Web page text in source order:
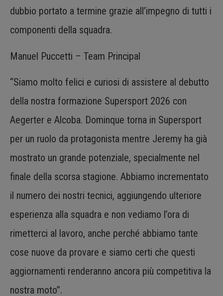
dubbio portato a termine grazie all’impegno di tutti i
componenti della squadra.
Manuel Puccetti – Team Principal
“Siamo molto felici e curiosi di assistere al debutto
della nostra formazione Supersport 2026 con
Aegerter e Alcoba. Dominque torna in Supersport
per un ruolo da protagonista mentre Jeremy ha già
mostrato un grande potenziale, specialmente nel
finale della scorsa stagione. Abbiamo incrementato
il numero dei nostri tecnici, aggiungendo ulteriore
esperienza alla squadra e non vediamo l’ora di
rimetterci al lavoro, anche perché abbiamo tante
cose nuove da provare e siamo certi che questi
aggiornamenti renderanno ancora più competitiva la
nostra moto”.